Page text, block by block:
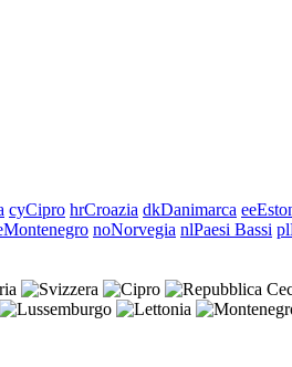
cyCipro hrCroazia dkDanimarca ee
Montenegro noNorvegia nlPaesi Bassi pl